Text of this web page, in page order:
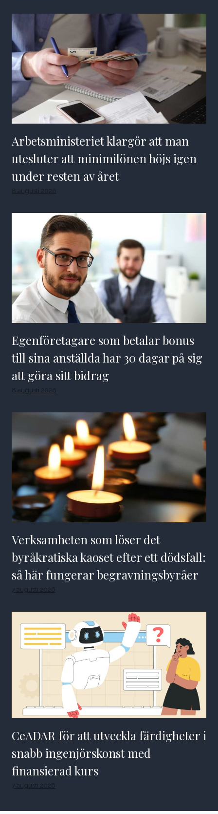
Arbetsministeriet klargör att man
utesluter att minimilönen höjs igen
under resten av året
8 augusti 2026
Egenföretagare som betalar bonus
till sina anställda har 30 dagar på sig
att göra sitt bidrag
8 augusti 2026
Verksamheten som löser det
byråkratiska kaoset efter ett dödsfall:
så här fungerar begravningsbyråer
7 augusti 2026
CeADAR för att utveckla färdigheter i
snabb ingenjörskonst med
finansierad kurs
7 augusti 2026